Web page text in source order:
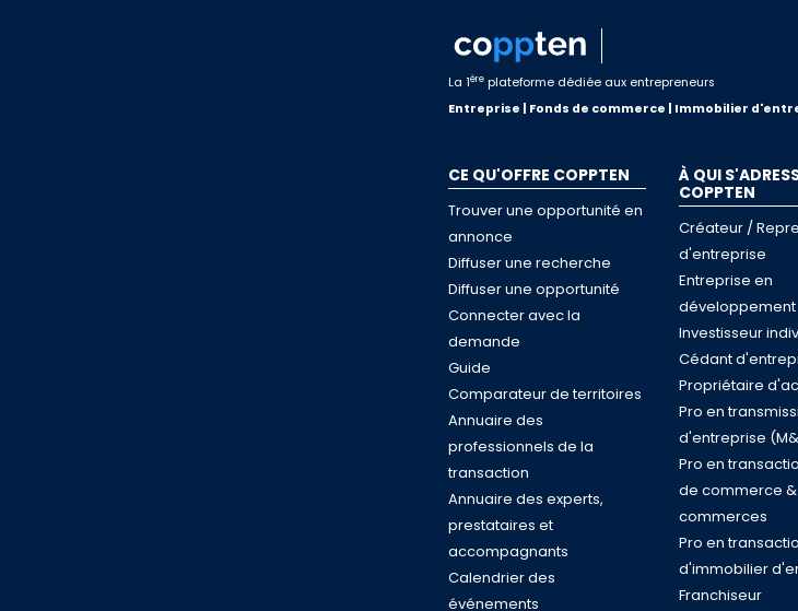
La 1èreplateforme dédiée aux entrepreneurs
Entreprise | Fonds de commerce | Immobilier
CE QU'OFFRE COPPTEN
Trouver une opportunité en
annonce
Diffuser une recherche
Diffuser une opportunité
Connecter avec la
demande
Guide
Comparateur de territoires
Annuaire des
professionnels de la
transaction
Annuaire des experts,
prestataires et
accompagnants
Calendrier des
événements
À QUI
COPPTEN
Créateur /
d'entreprise
Entreprise en
développement
Investisseur
Cédant
Propriétaire
Pro en
d'entreprise
Pro en
de commerce &
commerces
Pro en
d'immobilier
Franchiseur